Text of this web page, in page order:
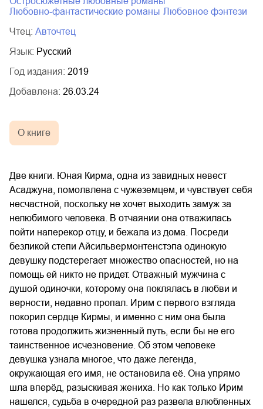
любовно-фантастические романы
любовное фэнтези
Чтец:
Авточтец
Язык: Русский
Год издания: 2019
Добавлена: 26.03.24
О книге
Две книги. Юная Кирма, одна из завидных невест
Асаджуна, помолвлена с чужеземцем, и чувствует себя
несчастной, поскольку не хочет выходить замуж за
нелюбимого человека. В отчаянии она отважилась
пойти наперекор отцу, и бежала из дома. Посреди
безликой степи Айсильвермонтенстэпа одинокую
девушку подстерегает множество опасностей, но на
помощь ей никто не придет. Отважный мужчина с
душой одиночки, которому она поклялась в любви и
верности, недавно пропал. Ирим с первого взгляда
покорил сердце Кирмы, и именно с ним она была
готова продолжить жизненный путь, если бы не его
таинственное исчезновение. Об этом человеке
девушка узнала многое, что даже легенда,
окружающая его имя, не остановила её. Она упрямо
шла вперёд, разыскивая жениха. Но как только Ирим
нашелся, судьба в очередной раз развела влюбленных